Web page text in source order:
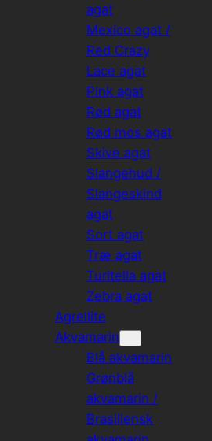
agat
Mexico agat /
Red Crazy
Lace agat
Pink agat
Rød agat
Rød mos agat
Skive agat
Slangehud /
Slangeskind
agat
Sort agat
Træ agat
Turitella agat
Zebra agat
Agrellite
Akvamarin
Blå akvamarin
Grønblå
akvamarin /
Brasiliensk